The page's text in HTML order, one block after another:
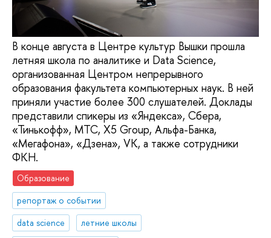
В конце августа в Центре культур Вышки прошла
летняя школа по аналитике и Data Science,
организованная Центром непрерывного
образования факультета компьютерных наук. В ней
приняли участие более 300 слушателей. Доклады
представили спикеры из «Яндекса», Сбера,
«Тинькофф», МТС, X5 Group, Альфа-Банка,
«Мегафона», «Дзена», VK, а также сотрудники
ФКН.
Образование
репортаж о событии
data science
летние школы